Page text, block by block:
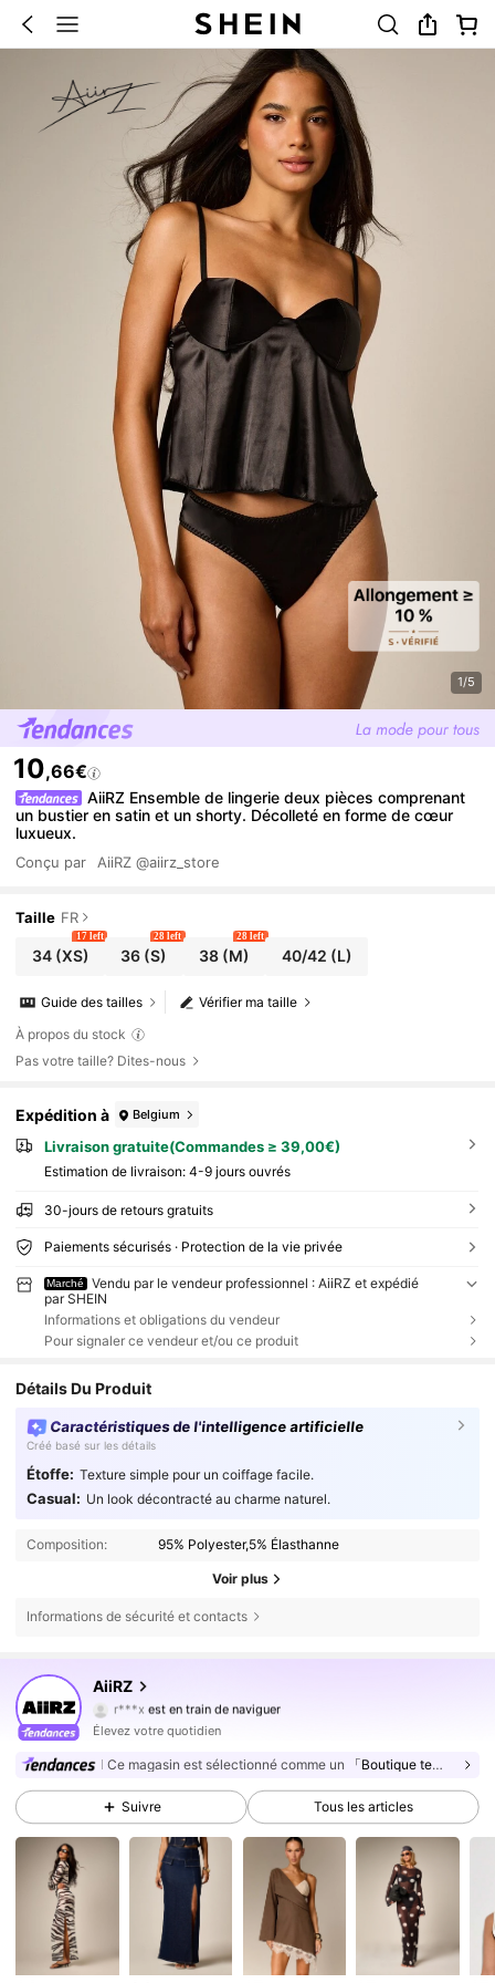
1/5
10,66€
AiiRZ Ensemble de lingerie deux pièces comprenant
un bustier en satin et un shorty. Décolleté en forme de cœur
luxueux.
Conçu par AiiRZ @aiirz_store
Taille FR
34(XS)
17 left
36 (S)
28 left
38(M)
28 left
40/42 (L)
Vérifier ma taille
Guide des tailles
À propos du stock
Pas votre taille? Dites-nous
Expédition à Belgium
Livraison gratuite(Commandes ≥ 39,00€)
Estimation de livraison: 4-9 jours ouvrés
30-jours de retours gratuits
Paiements sécurisés · Protection de la vie privée
Marché
Vendu par le vendeur professionnel : AiiRZ et expédié
par SHEIN
Informations et obligations du vendeur
Pour signaler ce vendeur et/ou ce produit
Détails Du Produit
Caractéristiques de l'intelligence artificielle
Créé basé sur les détails
Étoffe: Texture simple pour un coiffage facile.
Casual: Un look décontracté au charme naturel.
Composition: 95% Polyester,5% Élasthanne
Voir plus
Informations de sécurité et contacts
AiiRZ
4,81 694K Suiveurs
4,81 694K Suiveurs
694K Suiveurs
694K Suiveurs
694K Suiveurs
694K Suiveurs
Élevez votre quotidien
Ce magasin est sélectionné comme un 「Boutique tendance」
Suivre Tous les articles